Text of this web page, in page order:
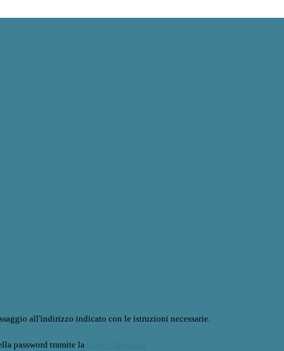
all'indirizzo indicato con le istruzioni necessarie.
password tramite la